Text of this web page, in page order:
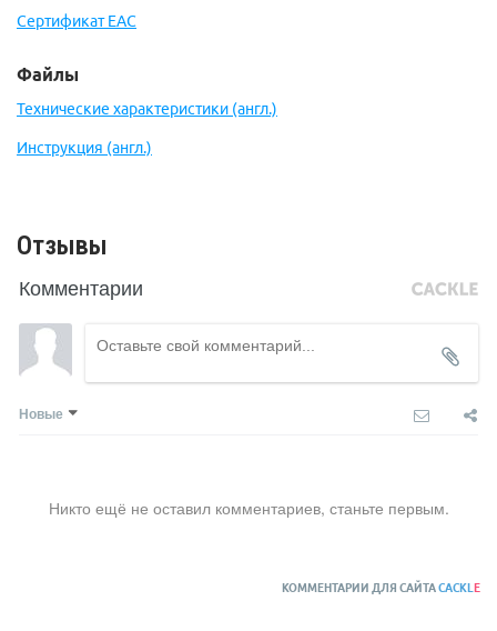
Сертификат EAC
Файлы
Технические характеристики (англ.)
Инструкция (англ.)
Отзывы
Комментарии
Новые
Никто ещё не оставил комментариев, станьте первым.
КОММЕНТАРИИ ДЛЯ САЙТАCACKLE